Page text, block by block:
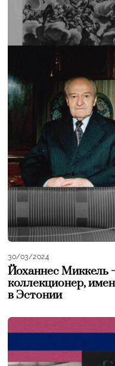
30/03/2024
Йоханнес Миккель
коллекционер,
в Эстонии